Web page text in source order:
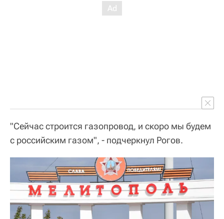
"Сейчас строится газопровод, и скоро мы будем
с российским газом", - подчеркнул Рогов.